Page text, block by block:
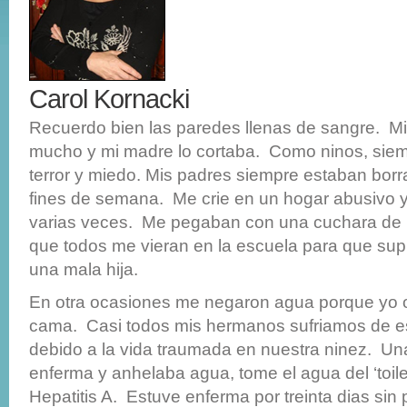
Carol Kornacki
Recuerdo bien las paredes llenas de sangre.
mucho y mi madre lo cortaba. Como ninos,
terror y miedo. Mis padres siempre estaban
fines de semana. Me crie en un hogar abusivo
varias veces. Me pegaban con una cuchara de
que todos me vieran en la escuela para que
una mala hija.
En otra ocasiones me negaron agua porque yo
cama. Casi todos mis hermanos sufriamos de
debido a la vida traumada en nuestra ninez.
enferma y anhelaba agua, tome el agua del
Hepatitis A. Estuve enferma por treinta dias sin